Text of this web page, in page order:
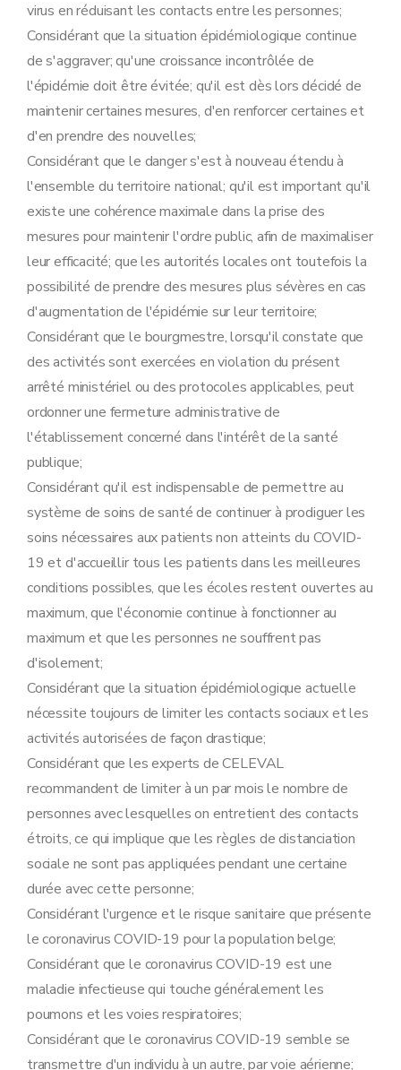
virus en réduisant les contacts entre les personnes;
Considérant que la situation épidémiologique continue
de s'aggraver; qu'une croissance incontrôlée de
l'épidémie doit être évitée; qu'il est dès lors décidé de
maintenir certaines mesures, d'en renforcer certaines et
d'en prendre des nouvelles;
Considérant que le danger s'est à nouveau étendu à
l'ensemble du territoire national; qu'il est important qu'il
existe une cohérence maximale dans la prise des
mesures pour maintenir l'ordre public, afin de maximaliser
leur efficacité; que les autorités locales ont toutefois la
possibilité de prendre des mesures plus sévères en cas
d'augmentation de l'épidémie sur leur territoire;
Considérant que le bourgmestre, lorsqu'il constate que
des activités sont exercées en violation du présent
arrêté ministériel ou des protocoles applicables, peut
ordonner une fermeture administrative de
l'établissement concerné dans l'intérêt de la santé
publique;
Considérant qu'il est indispensable de permettre au
système de soins de santé de continuer à prodiguer les
soins nécessaires aux patients non atteints du COVID-
19 et d'accueillir tous les patients dans les meilleures
conditions possibles, que les écoles restent ouvertes au
maximum, que l'économie continue à fonctionner au
maximum et que les personnes ne souffrent pas
d'isolement;
Considérant que la situation épidémiologique actuelle
nécessite toujours de limiter les contacts sociaux et les
activités autorisées de façon drastique;
Considérant que les experts de CELEVAL
recommandent de limiter à un par mois le nombre de
personnes avec lesquelles on entretient des contacts
étroits, ce qui implique que les règles de distanciation
sociale ne sont pas appliquées pendant une certaine
durée avec cette personne;
Considérant l'urgence et le risque sanitaire que présente
le coronavirus COVID-19 pour la population belge;
Considérant que le coronavirus COVID-19 est une
maladie infectieuse qui touche généralement les
poumons et les voies respiratoires;
Considérant que le coronavirus COVID-19 semble se
transmettre d'un individu à un autre, par voie aérienne;